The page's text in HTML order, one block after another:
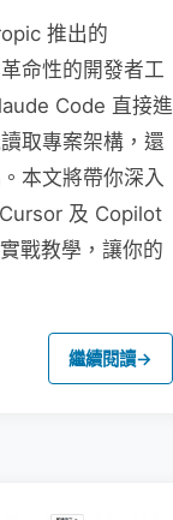
推出的
命性的開發者工
Code 直接進
取專案架構，還
本文將帶你深入
及 Copilot
戰教學，讓你的
繼續閱讀→